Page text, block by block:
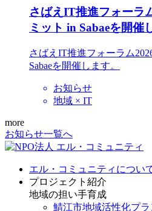
さばえIT推進フォーラ
ミット in Sabaeを開催
さばえIT推進フォーラム
Sabaeを開催します。
お知らせ
地域 × IT
more
お知らせ一覧へ
エル・コミュニティについ
プロジェクト紹介
地域の担い手育成
鯖江市地域活性化プラ